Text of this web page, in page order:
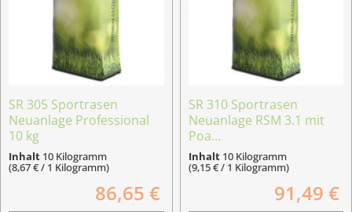
SR 305 Sportrasen
Neuanlage Professional
10 kg
Inhalt 10 Kilogramm
(8,67 € / 1 Kilogramm)
86,65 €
SR 310 Sportrasen
Neuanlage RSM 3.1 mit
Poa...
Inhalt 10 Kilogramm
(9,15 € / 1 Kilogramm)
91,49 €